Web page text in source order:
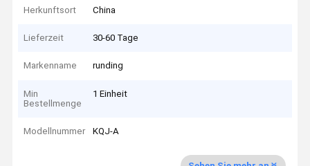
Herkunftsort China
Lieferzeit 30-60 Tage
Markenname runding
Min
Bestellmenge
1 Einheit
Modellnummer KQJ-A